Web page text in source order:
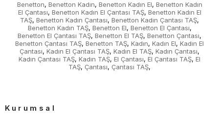
Benetton, Benetton Kadın, Benetton Kadın El, Benetton Kadın
El Çantası, Benetton Kadın El Çantası TAŞ, Benetton Kadın El
TAŞ, Benetton Kadın Çantası, Benetton Kadın Çantası TAŞ,
Benetton Kadın TAŞ, Benetton El, Benetton El Çantası,
Benetton El Çantası TAŞ, Benetton El TAŞ, Benetton Çantası,
Benetton Çantası TAŞ, Benetton TAŞ, Kadın, Kadın El, Kadın El
Çantası, Kadın El Çantası TAŞ, Kadın El TAŞ, Kadın Çantası,
Kadın Çantası TAŞ, Kadın TAŞ, El Çantası, El Çantası TAŞ, El
TAŞ, Çantası, Çantası TAŞ,
Kurumsal